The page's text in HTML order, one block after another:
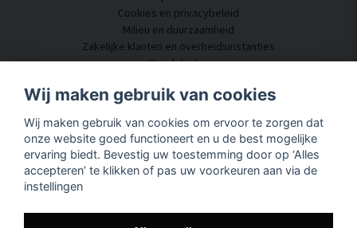
Cookies en privacybeleid
Milieu en duurzaamheid
Zakelijke klanten en overheidsinstanties
Word dealer
Klantenservice
Neem contact met ons op
Akoestisch advies
Montage en installatie
Vragen en antwoorden
Volg uw pakket hier
Wij maken gebruik van cookies
Wij maken gebruik van cookies om ervoor te zorgen dat
onze website goed functioneert en u de best mogelijke
ervaring biedt. Bevestig uw toestemming door op ‘Alles
accepteren’ te klikken of pas uw voorkeuren aan via de
instellingen